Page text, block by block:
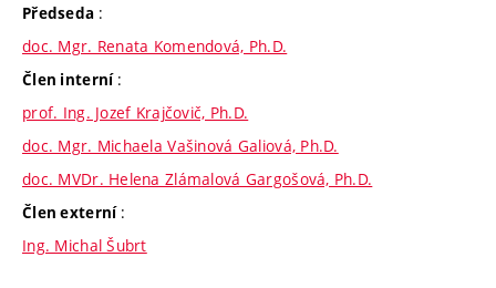
Předseda :
doc. Mgr. Renata Komendová, Ph.D.
Člen interní :
prof. Ing. Jozef Krajčovič, Ph.D.
doc. Mgr. Michaela Vašinová Galiová, Ph.D.
doc. MVDr. Helena Zlámalová Gargošová, Ph.D.
Člen externí :
Ing. Michal Šubrt